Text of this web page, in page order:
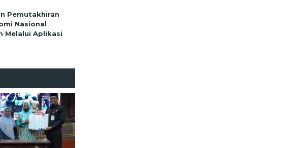
Pemutakhiran
Nasional
Melalui Aplikasi